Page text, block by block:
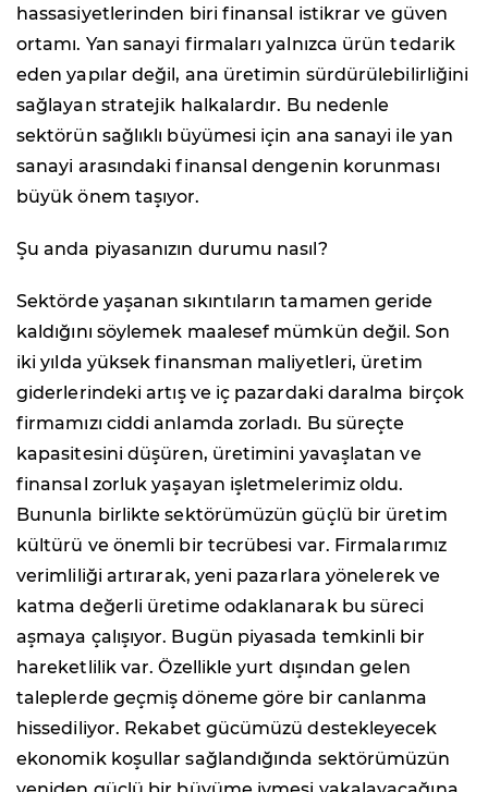
hassasiyetlerinden biri finansal istikrar ve güven
ortamı. Yan sanayi firmaları yalnızca ürün tedarik
eden yapılar değil, ana üretimin sürdürülebilirliğini
sağlayan stratejik halkalardır. Bu nedenle
sektörün sağlıklı büyümesi için ana sanayi ile yan
sanayi arasındaki finansal dengenin korunması
büyük önem taşıyor.
Şu anda piyasanızın durumu nasıl?
Sektörde yaşanan sıkıntıların tamamen geride
kaldığını söylemek maalesef mümkün değil. Son
iki yılda yüksek finansman maliyetleri, üretim
giderlerindeki artış ve iç pazardaki daralma birçok
firmamızı ciddi anlamda zorladı. Bu süreçte
kapasitesini düşüren, üretimini yavaşlatan ve
finansal zorluk yaşayan işletmelerimiz oldu.
Bununla birlikte sektörümüzün güçlü bir üretim
kültürü ve önemli bir tecrübesi var. Firmalarımız
verimliliği artırarak, yeni pazarlara yönelerek ve
katma değerli üretime odaklanarak bu süreci
aşmaya çalışıyor. Bugün piyasada temkinli bir
hareketlilik var. Özellikle yurt dışından gelen
taleplerde geçmiş döneme göre bir canlanma
hissediliyor. Rekabet gücümüzü destekleyecek
ekonomik koşullar sağlandığında sektörümüzün